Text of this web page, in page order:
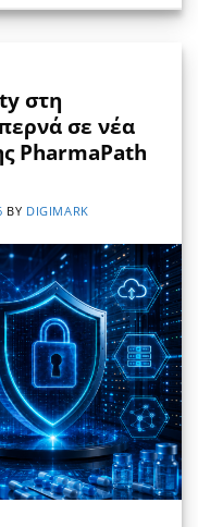
στη
σε νέα
PharmaPath
BY DIGIMARK